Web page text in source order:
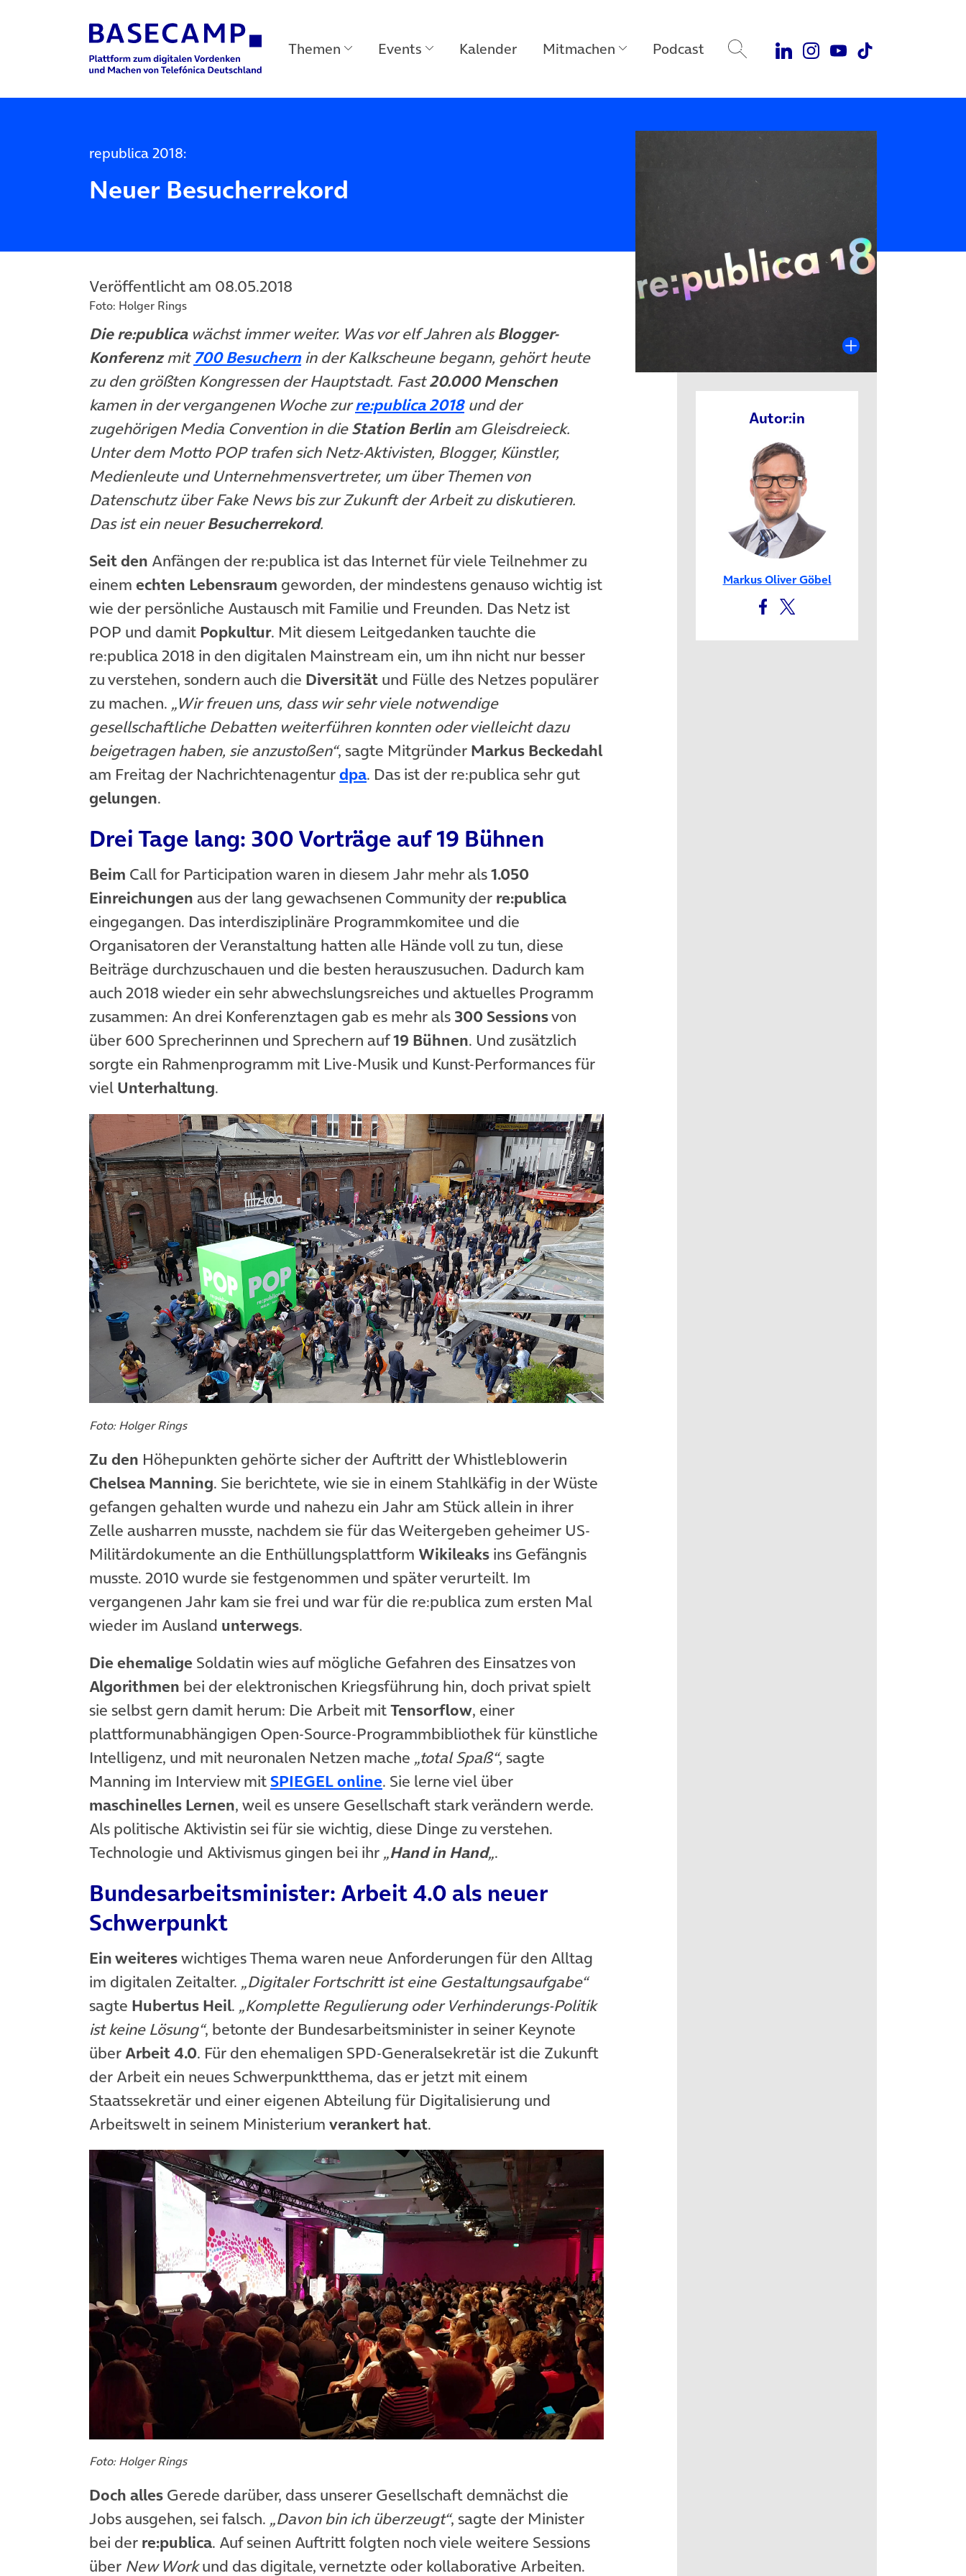
Main Navigation Themen Events Kalender Mitmachen Podcast
republica 2018:
Neuer Besucherrekord
Veröffentlicht am 08.05.2018
Foto: Holger Rings
Die re:publicawächst immer weiter. Was vor elf Jahren alsBlogger-
Konferenzmit700 Besuchern(öffnet in neuem Tab)
in der Kalkscheune begann, gehört heute
zu den größten Kongressen der Hauptstadt. Fast20.000 Menschen
kamen in der vergangenen Woche zurre:publica 2018(öffnet in neuem Tab)
und der
zugehörigen Media Conventionin dieStation Berlin am Gleisdreieck.
Unter dem Motto POP trafen sich Netz-Aktivisten, Blogger, Künstler,
Medienleute und Unternehmensvertreter, um über Themen von
Datenschutz über Fake News bis zur Zukunft der Arbeit zu diskutieren.
Das ist ein neuerBesucherrekord.
Seit den Anfängen der re:publica ist das Internet für viele Teilnehmer zu
einem echten Lebensraum geworden, der mindestens genauso wichtig ist
wie der persönliche Austausch mit Familie und Freunden. Das Netz ist
POP und damit Popkultur. Mit diesem Leitgedanken tauchte die
re:publica 2018 in den digitalen Mainstream ein, um ihn nicht nur besser
zu verstehen, sondern auch die Diversität und Fülle des Netzes populärer
zu machen. „Wir freuen uns, dass wir sehr viele notwendige
gesellschaftliche Debatten weiterführen konnten oder vielleicht dazu
beigetragen haben, sie anzustoßen“, sagte Mitgründer Markus Beckedahl
am Freitag der Nachrichtenagenturdpa(öffnet in neuem Tab)
. Das ist der re:publica sehr gut
gelungen.
Drei Tage lang: 300 Vorträge auf 19 Bühnen
Beim Call for Participation waren in diesem Jahr mehr als1.050
Einreichungen aus der lang gewachsenen Community der re:publica
eingegangen. Das interdisziplinäre Programmkomitee und die
Organisatoren der Veranstaltung hatten alle Hände voll zu tun, diese
Beiträge durchzuschauen und die besten herauszusuchen. Dadurch kam
auch 2018 wieder ein sehr abwechslungsreiches und aktuelles Programm
zusammen: An drei Konferenztagen gab es mehr als 300 Sessionsvon
über 600 Sprecherinnen und Sprechern auf19 Bühnen. Und zusätzlich
sorgte ein Rahmenprogramm mit Live-Musik und Kunst-Performances für
viel Unterhaltung.
Foto: Holger Rings
Zu den Höhepunkten gehörte sicher der Auftritt der Whistleblowerin
Chelsea Manning. Sie berichtete, wie sie in einem Stahlkäfig in der Wüste
gefangen gehalten wurde und nahezu ein Jahr am Stück allein in ihrer
Zelle ausharren musste, nachdem sie für das Weitergeben geheimer US-
Militärdokumente an die Enthüllungsplattform Wikileaks ins Gefängnis
musste. 2010 wurde sie festgenommen und später verurteilt. Im
vergangenen Jahr kam sie frei und war für die re:publica zum ersten Mal
wieder im Ausland unterwegs.
Die ehemalige Soldatin wies auf mögliche Gefahren des Einsatzes von
Algorithmen bei der elektronischen Kriegsführung hin, doch privat spielt
sie selbst gern damit herum: Die Arbeit mitTensorflow, einer
plattformunabhängigen Open-Source-Programmbibliothek für künstliche
Intelligenz, und mit neuronalen Netzen mache „total Spaß“, sagte
Manning im Interview mit SPIEGEL online(öffnet in neuem Tab)
. Sie lerne viel über
maschinelles Lernen, weil es unsere Gesellschaft stark verändern werde.
Als politische Aktivistin sei für sie wichtig, diese Dinge zu verstehen.
Technologie und Aktivismus gingen bei ihr „Hand in Hand„.
Bundesarbeitsminister: Arbeit 4.0 als neuer
Schwerpunkt
Ein weitereswichtiges Thema waren neue Anforderungen für den Alltag
im digitalen Zeitalter. „Digitaler Fortschritt ist eine Gestaltungsaufgabe“
sagte Hubertus Heil. „Komplette Regulierung oder Verhinderungs-Politik
ist keine Lösung“, betonte der Bundesarbeitsminister in seiner Keynote
überArbeit 4.0. Für den ehemaligen SPD-Generalsekretär ist die Zukunft
der Arbeit ein neues Schwerpunktthema, das er jetzt mit einem
Staatssekretär und einer eigenen Abteilung für Digitalisierung und
Arbeitswelt in seinem Ministerium verankert hat.
Foto: Holger Rings
Doch alles Gerede darüber, dass unserer Gesellschaft demnächst die
Jobs ausgehen, sei falsch. „Davon bin ich überzeugt“, sagte der Minister
bei der re:publica. Auf seinen Auftritt folgten noch viele weitere Sessions
über New Workund das digitale, vernetzte oder kollaborative Arbeiten.
Autor:in
Markus Oliver Göbel